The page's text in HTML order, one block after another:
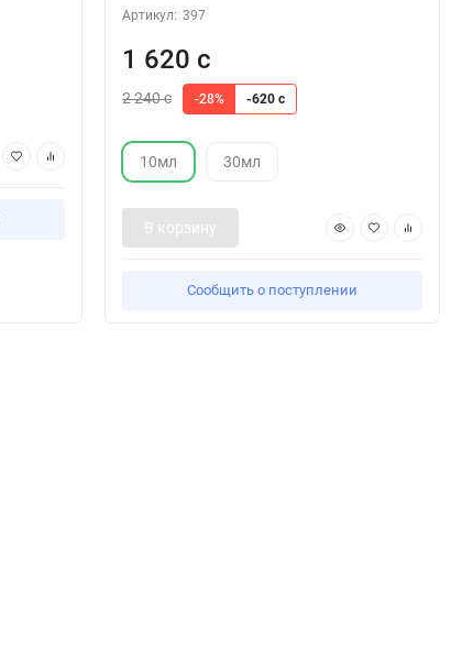
Артикул: 397
1 620 с
2 240 с -28% -620 с
10мл 30мл
В корзину
Сообщить о поступлении